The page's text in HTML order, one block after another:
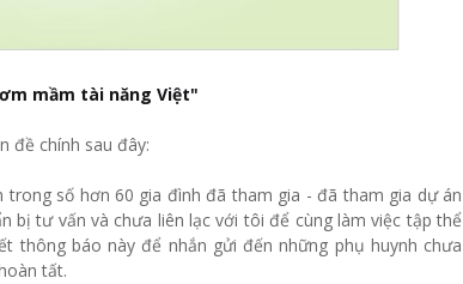
mầm tài năng Việt"
đề chính sau đây:
số hơn 60 gia đình đã tham gia - đã tham gia dự án
bị tư vấn và chưa liên lạc với tôi để cùng làm việc tập thể
thông báo này để nhắn gửi đến những phụ huynh chưa
tất.